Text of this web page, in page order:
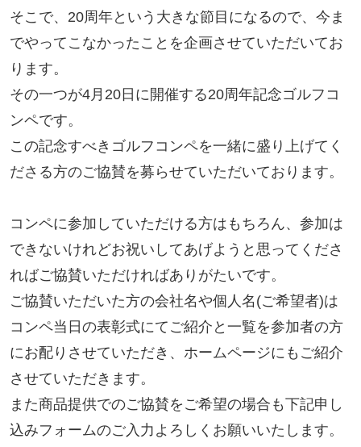
そこで、20周年という大きな節目になるので、今ま
でやってこなかったことを企画させていただいてお
ります。
その一つが4月20日に開催する20周年記念ゴルフコ
ンペです。
この記念すべきゴルフコンペを一緒に盛り上げてく
ださる方のご協賛を募らせていただいております。
コンペに参加していただける方はもちろん、参加は
できないけれどお祝いしてあげようと思ってくださ
ればご協賛いただければありがたいです。
ご協賛いただいた方の会社名や個人名(ご希望者)は
コンペ当日の表彰式にてご紹介と一覧を参加者の方
にお配りさせていただき、ホームページにもご紹介
させていただきます。
また商品提供でのご協賛をご希望の場合も下記申し
込みフォームのご入力よろしくお願いいたします。